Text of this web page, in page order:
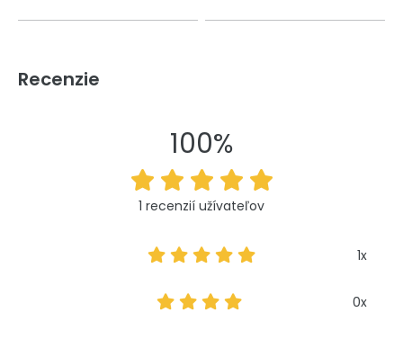
Recenzie
100%
1 recenzií užívateľov
1x
0x